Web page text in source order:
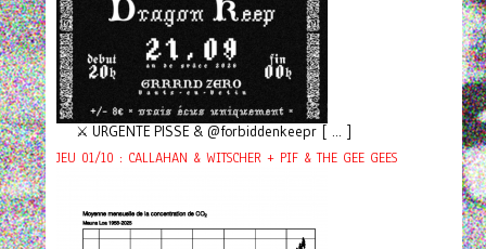
⚔️ URGENTE PISSE & @forbiddenkeepr [ ... ]
JEU 01/10 : CALLAHAN & WITSCHER + PIF & THE GEE GEES